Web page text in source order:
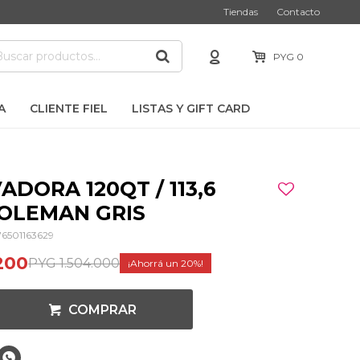
CLIENTE FIEL LISTAS Y GIFT CARD
PYG 0
Tiendas Contacto
120QT / 113,6
GRIS
PYG 1.504.000 20
COMPRAR